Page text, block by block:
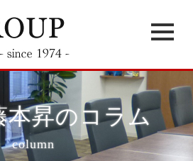
本昇のコラム
column